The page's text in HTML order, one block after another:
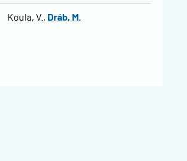
Koula, V. Dráb, M.